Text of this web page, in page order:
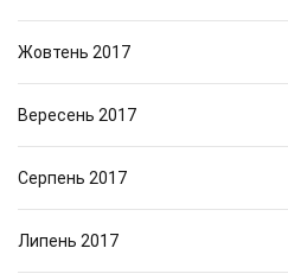
Жовтень 2017
Вересень 2017
Серпень 2017
Липень 2017